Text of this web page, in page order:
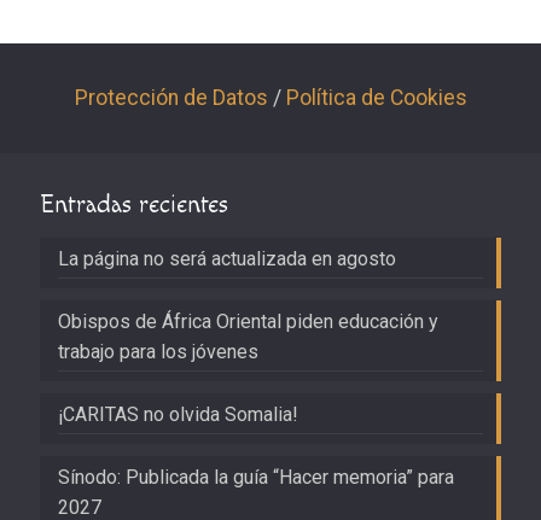
Protección de Datos / Política de Cookies
Entradas recientes
La página no será actualizada en agosto
Obispos de África Oriental piden educación y
trabajo para los jóvenes
¡CARITAS no olvida Somalia!
Sínodo: Publicada la guía “Hacer memoria” para
2027